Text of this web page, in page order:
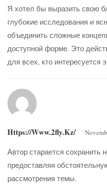
Я хотел бы выразить свою
глубокие исследования и
объединить сложные
доступной форме. Это
для всех, кто интересуется
Https://www.2fly.kz/
Автор старается сохранить
предоставляя
рассмотрения темы.